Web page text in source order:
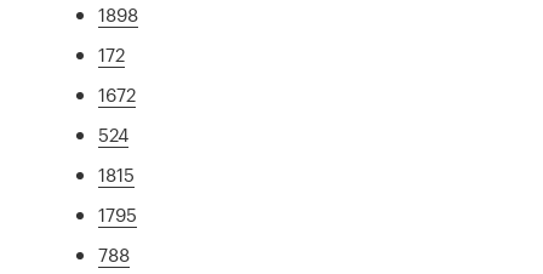
1898
172
1672
524
1815
1795
788